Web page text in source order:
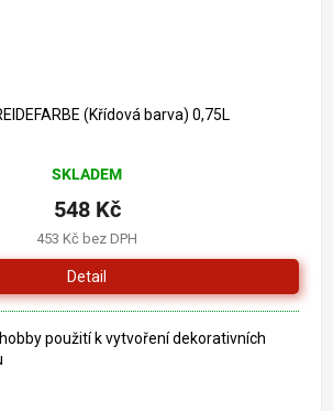
(Křídová barva) 0,75L
hodnocení
produktu
je
5,0
z
5
hvězdiček.
SKLADEM
453 Kč bez DPH
548 Kč
Detail
použití k vytvoření dekorativních